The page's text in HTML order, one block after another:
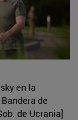
en la
de
de Ucrania]